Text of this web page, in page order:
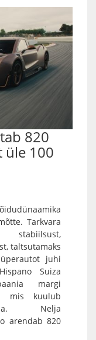
820
üle 100
Tarkvara
taltsutamaks
juhi
Suiza
margi
mis kuulub
Nelja
arendab 820